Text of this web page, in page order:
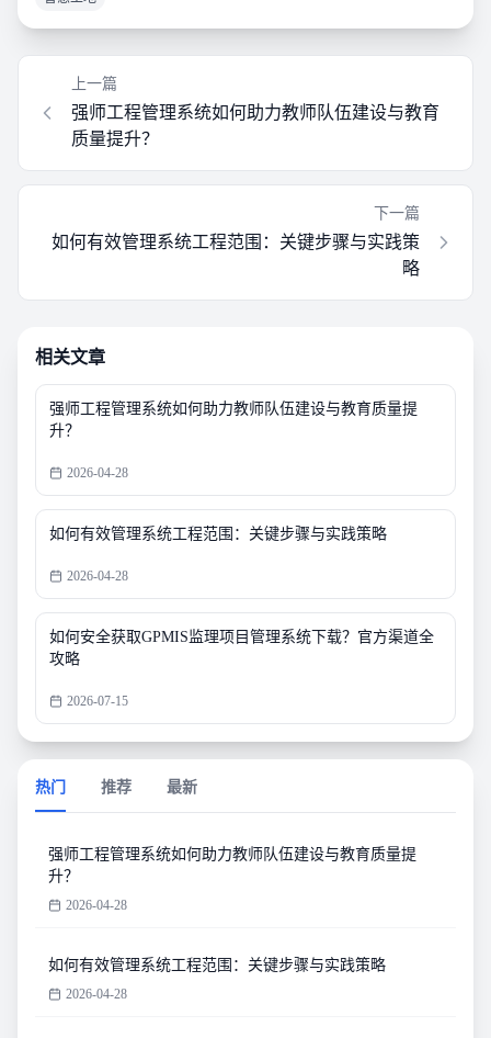
上一篇
强师工程管理系统如何助力教师队伍建设与教育
质量提升？
下一篇
如何有效管理系统工程范围：关键步骤与实践策
略
相关文章
强师工程管理系统如何助力教师队伍建设与教育质量提
升？
2026-04-28
如何有效管理系统工程范围：关键步骤与实践策略
2026-04-28
如何安全获取GPMIS监理项目管理系统下载？官方渠道全
攻略
2026-07-15
热门 推荐 最新
强师工程管理系统如何助力教师队伍建设与教育质量提
升？
2026-04-28
如何有效管理系统工程范围：关键步骤与实践策略
2026-04-28